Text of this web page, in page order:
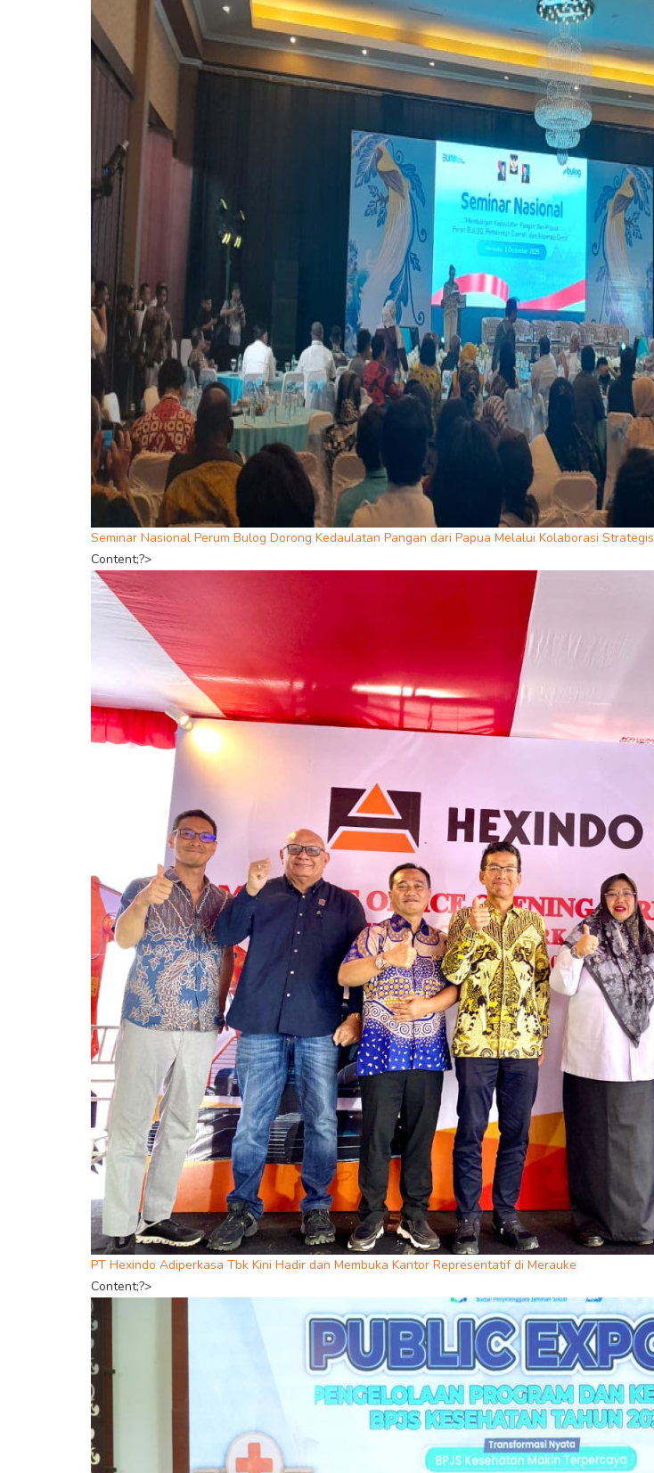
Seminar Nasional Perum Bulog Dorong Kedaulatan Pangan dari Papua Melalui Kolaborasi Strategis
Content;?>
PT Hexindo Adiperkasa Tbk Kini Hadir dan Membuka Kantor Representatif di Merauke
Content;?>